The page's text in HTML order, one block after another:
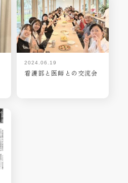
2024.06.19
看護部と医師との交流会